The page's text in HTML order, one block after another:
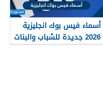
أسماء فيس بوك انجليزية
2026 جديدة للشباب والبنات